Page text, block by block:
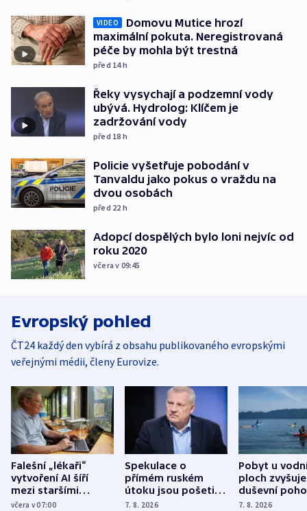
VIDEO
Domovu Mutice hrozí
maximální pokuta. Neregistrovaná
péče by mohla být trestná
před 14h
Řeky vysychají a podzemní vody
ubývá. Hydrolog: Klíčem je
zadržování vody
před 18 h
Policie vyšetřuje pobodání v
Tanvaldu jako pokus o vraždu na
dvou osobách
před 22 h
Adopcí dospělých bylo loni nejvíc od
roku 2020
včera v 09:45
Evropský pohled
ČT24 každý den vybírá z obsahu publikovaného evropskými
veřejnými médii, členy Eurovize.
Falešní „lékaři“
vytvoření AI šíří
mezi staršími
Poláky nebezpečné
včera v 07:00
Spekulace o
přímém ruském
útoku jsou pošetilé,
míní estonský
7. 8. 2026
Pobyt u
ploch zvyšuje
duševní
ukázala
7. 8. 2026